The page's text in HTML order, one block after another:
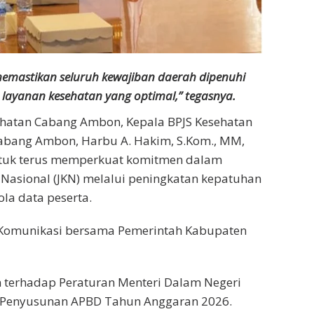
seluruh kewajiban daerah dipenuhi
kesehatan yang optimal,” tegasnya.
Cabang Ambon, Kepala BPJS Kesehatan
Ambon, Harbu A. Hakim, S.Kom., MM,
terus memperkuat komitmen dalam
(JKN) melalui peningkatan kepatuhan
data peserta.
bersama Pemerintah Kabupaten
Peraturan Menteri Dalam Negeri
APBD Tahun Anggaran 2026.